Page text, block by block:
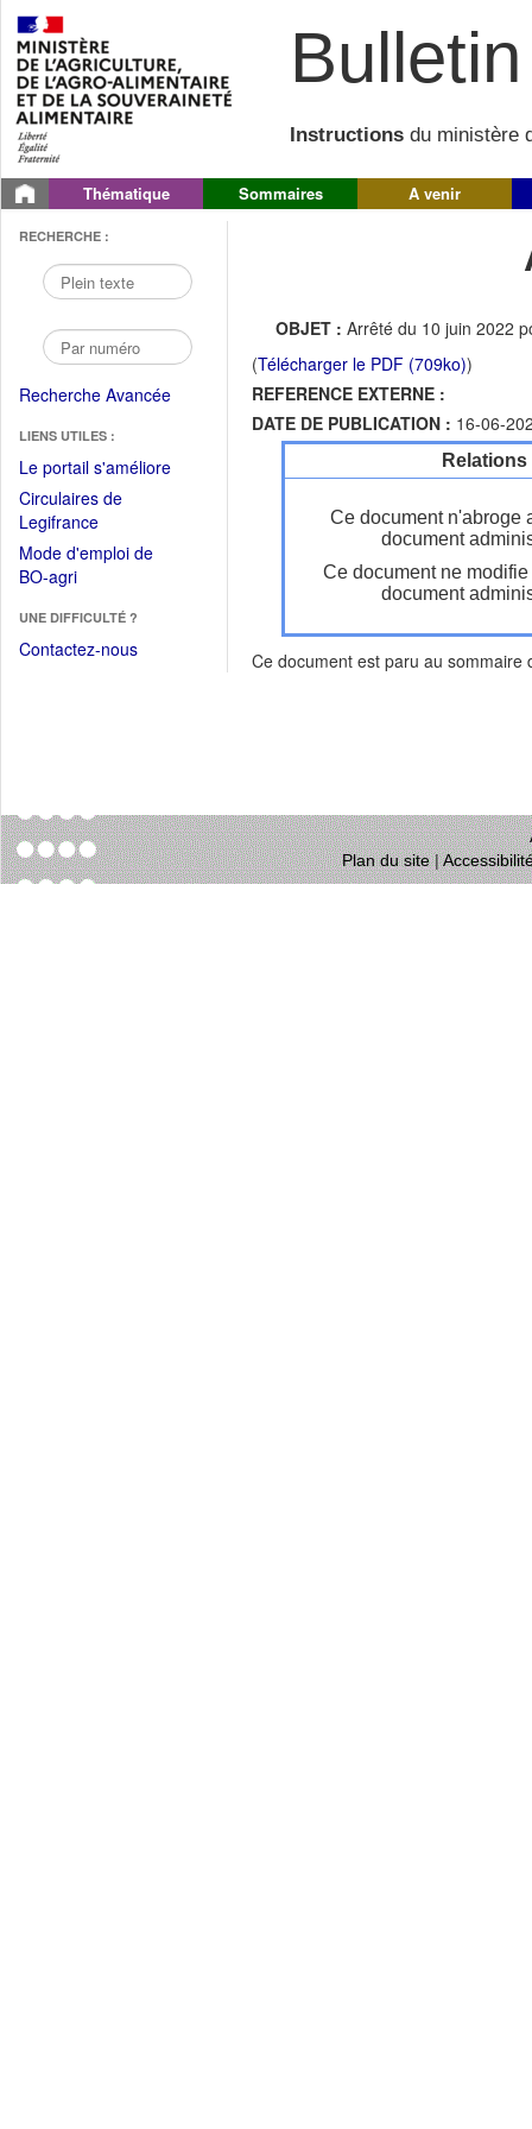
Instructions du ministère
Thématique Sommaires A venir
RECHERCHE :
Recherche Avancée
LIENS UTILES :
Le portail s'améliore(Fichier
Circulaires de
Legifrance(Ouvrir
dans
une
fenêtre)
Mode d'emploi de
BO-agri(Ouvrir
une
nouvelle
UNE DIFFICULTÉ ?
Contactez-nous
OBJET : Arrêté du 10 juin 2022
(Télécharger le PDF (709ko))
REFERENCE EXTERNE :
DATE DE PUBLICATION : 16-06-
Ce document n'abroge
document
Ce document ne
document
Ce document est paru au sommaire
Plan du site|